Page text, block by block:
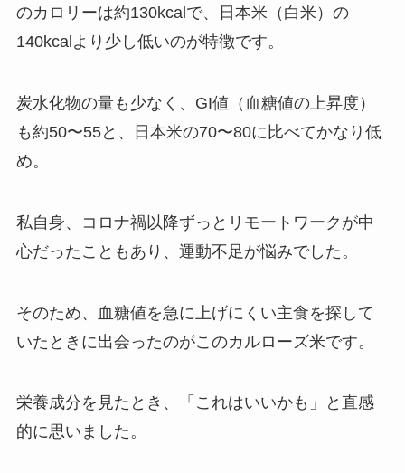
のカロリーは約130kcalで、日本米（白米）の
140kcalより少し低いのが特徴です。
炭水化物の量も少なく、GI値（血糖値の上昇度）
も約50〜55と、日本米の70〜80に比べてかなり低
め。
私自身、コロナ禍以降ずっとリモートワークが中
心だったこともあり、運動不足が悩みでした。
そのため、血糖値を急に上げにくい主食を探して
いたときに出会ったのがこのカルローズ米です。
栄養成分を見たとき、「これはいいかも」と直感
的に思いました。